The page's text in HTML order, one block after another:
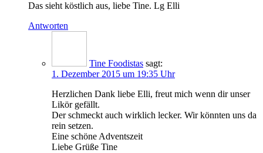
Das sieht köst­lich aus, lie­be Tine. Lg Elli
Antworten
Tine Foodistas sagt:
1. Dezember 2015 um 19:35 Uhr
Herz­li­chen Dank lie­be Elli, freut mich wenn dir unser
Likör gefällt.
Der schmeckt auch wirk­lich lecker. Wir könn­ten uns da
rein setzen.
Eine schö­ne Adventszeit
Lie­be Grü­ße Tine